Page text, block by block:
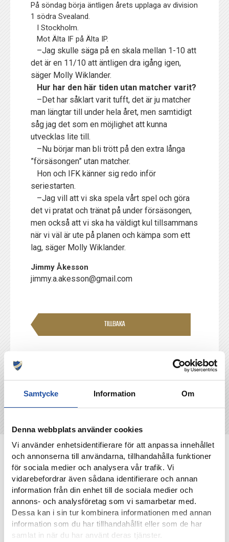
Samtycke Information Om
Denna webbplats använder cookies
Vi använder enhetsidentifierare för att anpassa innehållet
och annonserna till användarna, tillhandahålla funktioner
för sociala medier och analysera vår trafik. Vi
vidarebefordrar även sådana identifierare och annan
information från din enhet till de sociala medier och
annons- och analysföretag som vi samarbetar med.
Dessa kan i sin tur kombinera informationen med annan
information som du har tillhandahållit eller som de har
samlat in när du har använt deras tjänster.
På söndag börja äntligen årets upplaga av division
1 södra Svealand.
I Stockholm.
Mot Älta IF på Älta IP.
–Jag skulle säga på en skala mellan 1-10 att
det är en 11/10 att äntligen dra igång igen,
säger Molly Wiklander.
Hur har den här tiden utan matcher varit?
–Det har såklart varit tufft, det är ju matcher
man längtar till under hela året, men samtidigt
såg jag det som en möjlighet att kunna
utvecklas lite till.
–Nu börjar man bli trött på den extra långa
”försäsongen” utan matcher.
Hon och IFK känner sig redo inför
seriestarten.
–Jag vill att vi ska spela vårt spel och göra
det vi pratat och tränat på under försäsongen,
men också att vi ska ha väldigt kul tillsammans
när vi väl är ute på planen och kämpa som ett
lag, säger Molly Wiklander.
Jimmy Åkesson
jimmy.a.akesson@gmail.com
TILLBAKA
NYHETER